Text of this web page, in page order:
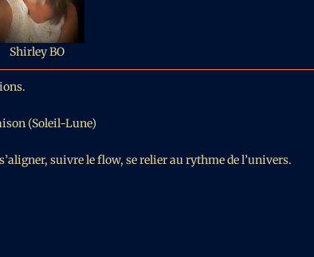
Shirley BO
(Soleil-Lune)
suivre le flow, se relier au rythme de l’univers.